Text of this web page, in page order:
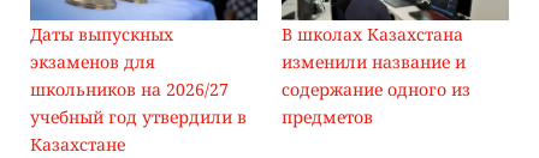
Даты выпускных
экзаменов для
школьников на 2026/27
учебный год утвердили в
Казахстане
В школах Казахстана
изменили название и
содержание одного из
предметов